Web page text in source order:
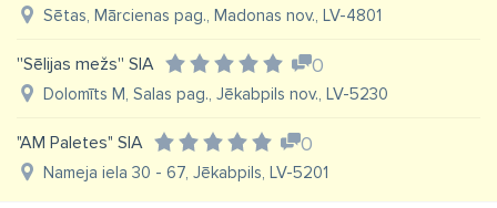
Sētas, Mārcienas pag., Madonas nov., LV-4801
''Sēlijas mežs'' SIA 0
Dolomīts M, Salas pag., Jēkabpils nov., LV-5230
"AM Paletes" SIA 0
Nameja iela 30 - 67, Jēkabpils, LV-5201